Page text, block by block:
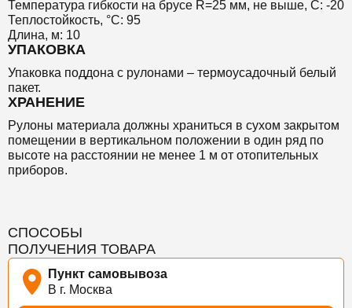
Температура гибкости на брусе R=25 мм, не выше, С: -20
Теплостойкость, °С: 95
Длина, м: 10
УПАКОВКА
Упаковка поддона с рулонами – термоусадочный белый
пакет.
ХРАНЕНИЕ
Рулоны материала должны храниться в сухом закрытом
помещении в вертикальном положении в один ряд по
высоте на расстоянии не менее 1 м от отопительных
приборов.
СПОСОБЫ
ПОЛУЧЕНИЯ ТОВАРА
Пункт самовывоза
В г. Москва